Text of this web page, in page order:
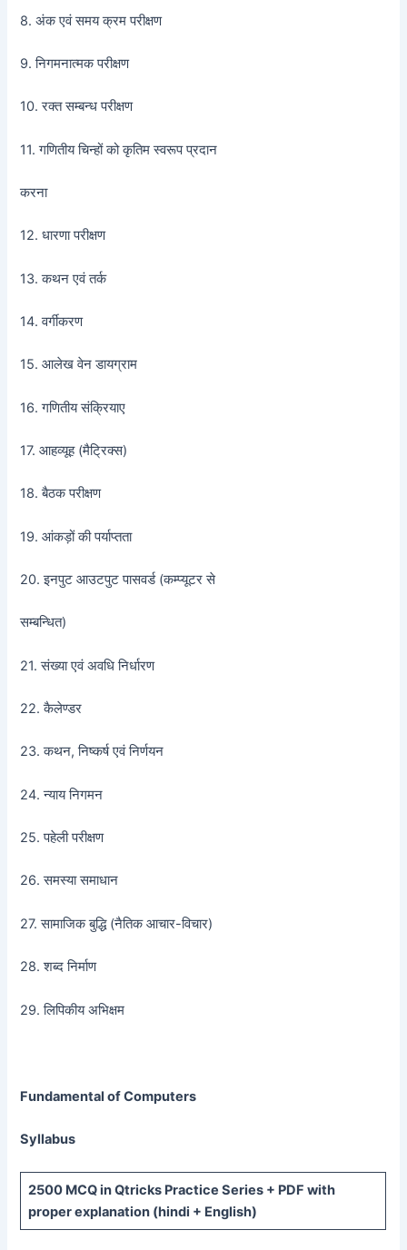
8. अंक एवं समय क्रम परीक्षण
9. निगमनात्मक परीक्षण
10. रक्त सम्बन्ध परीक्षण
11. गणितीय चिन्हों को कृतिम स्वरूप प्रदान
करना
12. धारणा परीक्षण
13. कथन एवं तर्क
14. वर्गीकरण
15. आलेख वेन डायग्राम
16. गणितीय संक्रियाए
17. आहव्यूह (मैट्रिक्स)
18. बैठक परीक्षण
19. आंकड़ों की पर्याप्तता
20. इनपुट आउटपुट पासवर्ड (कम्प्यूटर से
सम्बन्धित)
21. संख्या एवं अवधि निर्धारण
22. कैलेण्डर
23. कथन, निष्कर्ष एवं निर्णयन
24. न्याय निगमन
25. पहेली परीक्षण
26. समस्या समाधान
27. सामाजिक बुद्धि (नैतिक आचार-विचार)
28. शब्द निर्माण
29. लिपिकीय अभिक्षम
Fundamental of Computers
Syllabus
2500 MCQin Qtricks Practice Series + PDF with
proper explanation (hindi + English)